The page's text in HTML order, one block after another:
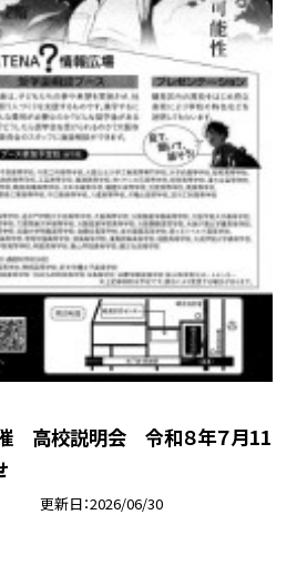
高校説明会 令和８年７月11
更新日 2026/06/30